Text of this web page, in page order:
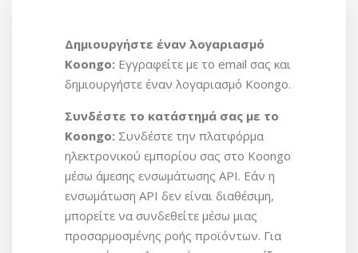
Δημιουργήστε έναν λογαριασμό
Koongo: Εγγραφείτε με το email σας και
δημιουργήστε έναν λογαριασμό Koongo.
Συνδέστε το κατάστημά σας με το
Koongo: Συνδέστε την πλατφόρμα
ηλεκτρονικού εμπορίου σας στο Koongo
μέσω άμεσης ενσωμάτωσης API. Εάν η
ενσωμάτωση API δεν είναι διαθέσιμη,
μπορείτε να συνδεθείτε μέσω μιας
προσαρμοσμένης ροής προϊόντων. Για